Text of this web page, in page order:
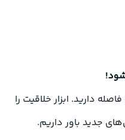
دارید. ابزار خلاقیت را
جدید باور داریم.